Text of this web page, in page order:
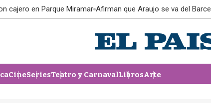
cajero en Parque Miramar Afirman que Araujo se va del
CineSeriesTeatro y CarnavalLibrosArte